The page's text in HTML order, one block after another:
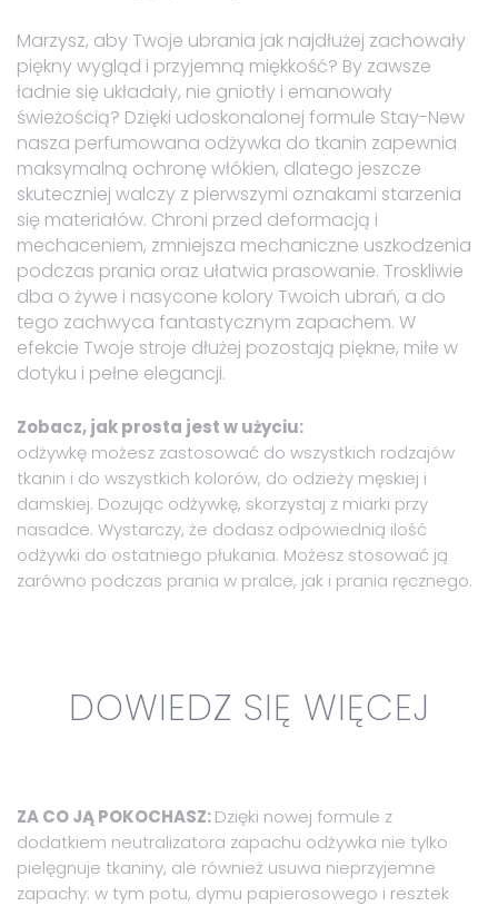
Marzysz, aby Twoje ubrania jak najdłużej zachowały
piękny wygląd i przyjemną miękkość? By zawsze
ładnie się układały, nie gniotły i emanowały
świeżością? Dzięki udoskonalonej formule Stay-New
nasza perfumowana odżywka do tkanin zapewnia
maksymalną ochronę włókien, dlatego jeszcze
skuteczniej walczy z pierwszymi oznakami starzenia
się materiałów. Chroni przed deformacją i
mechaceniem, zmniejsza mechaniczne uszkodzenia
podczas prania oraz ułatwia prasowanie. Troskliwie
dba o żywe i nasycone kolory Twoich ubrań, a do
tego zachwyca fantastycznym zapachem. W
efekcie Twoje stroje dłużej pozostają piękne, miłe w
dotyku i pełne elegancji.
Zobacz, jak prosta jest w użyciu:
odżywkę możesz zastosować do wszystkich rodzajów
tkanin i do wszystkich kolorów, do odzieży męskiej i
damskiej. Dozując odżywkę, skorzystaj z miarki przy
nasadce. Wystarczy, że dodasz odpowiednią ilość
odżywki do ostatniego płukania. Możesz stosować ją
zarówno podczas prania w pralce, jak i prania ręcznego.
DOWIEDZ SIĘ WIĘCEJ
ZA CO JĄ POKOCHASZ:Dzięki nowej formule z
dodatkiem neutralizatora zapachu odżywka nie tylko
pielęgnuje tkaniny, ale również usuwa nieprzyjemne
zapachy: w tym potu, dymu papierosowego i resztek